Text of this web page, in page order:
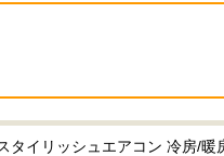
イリッシュエアコン 冷房/